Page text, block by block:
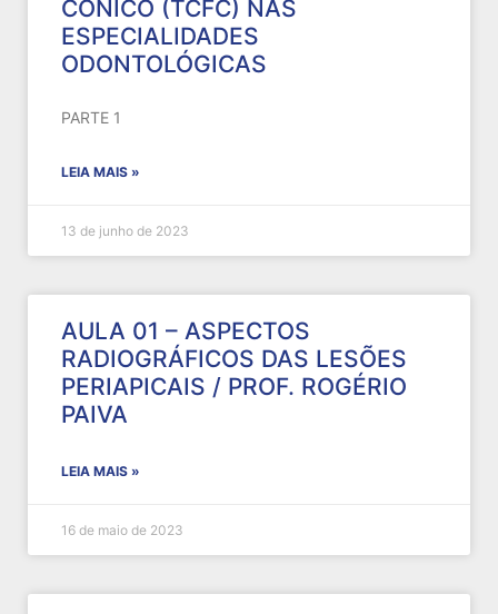
CÔNICO (TCFC) NAS
ESPECIALIDADES
ODONTOLÓGICAS
PARTE 1
LEIA MAIS »
13 de junho de 2023
AULA 01 – ASPECTOS
RADIOGRÁFICOS DAS LESÕES
PERIAPICAIS / PROF. ROGÉRIO
PAIVA
LEIA MAIS »
16 de maio de 2023